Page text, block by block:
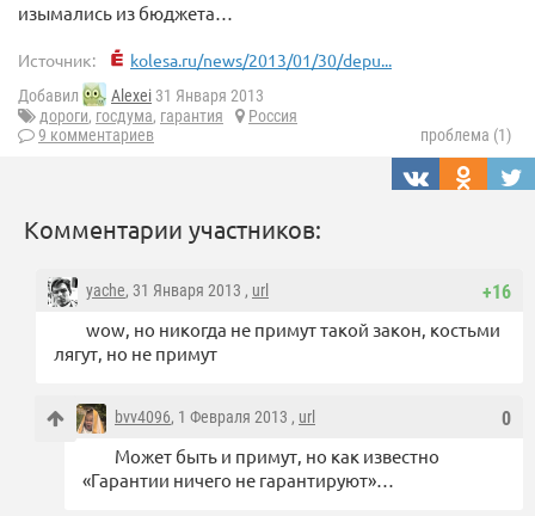
изымались из бюджета…
Источник: kolesa.ru/news/2013/01/30/depu...
Добавил Alexei 31 Января 2013
дороги, госдума, гарантия
Россия
9 комментариев
проблема (1)
Комментарии участников:
+16
yache, 31 Января 2013 , url
wow, но никогда не примут такой закон, костьми
лягут, но не примут
0
bvv4096, 1 Февраля 2013 , url
Может быть и примут, но как известно
«Гарантии ничего не гарантируют»…